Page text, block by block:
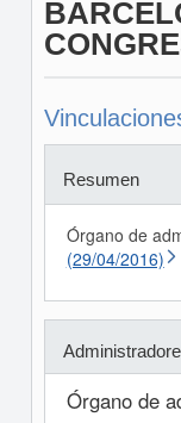
Resumen
Órgano de
(29/04/2016)
Órgano de